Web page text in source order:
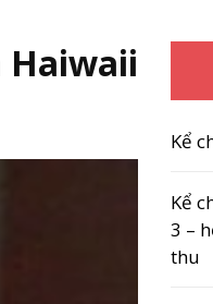
Haiwaii
Kể
Kể
3 –
thu